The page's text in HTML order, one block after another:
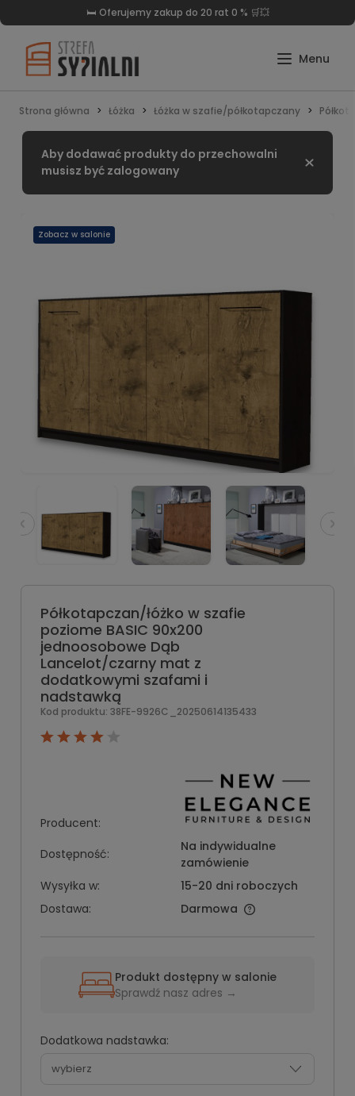
🛏️ Oferujemy zakup do 20 rat 0 % 🛒💥
Strona główna Łóżka Łóżka w szafie/półkotapczany
Zamknij
Aby dodawać produkty do przechowalni
musisz być zalogowany
Zobacz w salonie
Półkotapczan/łóżko w szafie
poziome BASIC 90x200
jednoosobowe Dąb
Lancelot/czarny mat z
dodatkowymi szafami i
nadstawką
Kod produktu: 38FE-9926C_20250614135433
Producent:
Dostępność:
Na indywidualne
zamówienie
Wysyłka w:
15-20 dni roboczych
Dostawa:
Darmowa
Produkt dostępny w salonie
Sprawdź nasz adres →
Dodatkowa nadstawka: